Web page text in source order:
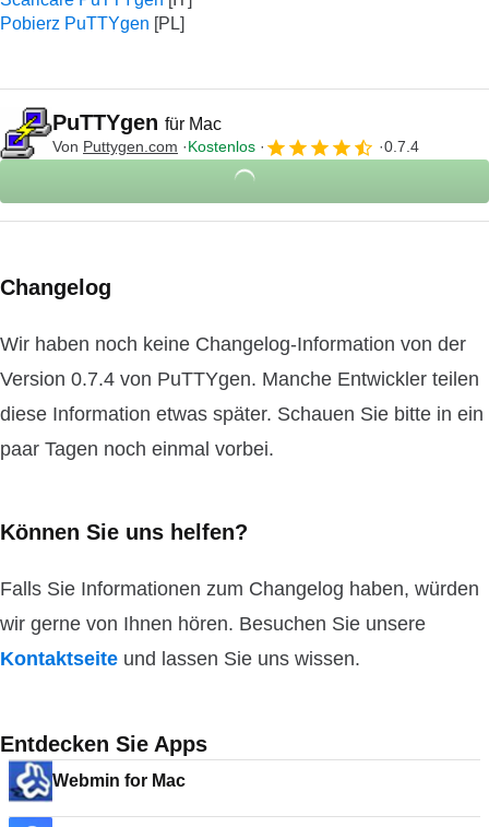
Pobierz PuTTYgen
PuTTYgen für Mac
Von Puttygen.com Kostenlos 0.7.4
Changelog
Wir haben noch keine Changelog-Information von der
Version 0.7.4 von PuTTYgen. Manche Entwickler teilen
diese Information etwas später. Schauen Sie bitte in ein
paar Tagen noch einmal vorbei.
Können Sie uns helfen?
Falls Sie Informationen zum Changelog haben, würden
wir gerne von Ihnen hören. Besuchen Sie unsere
Kontaktseite und lassen Sie uns wissen.
Entdecken Sie Apps
Webmin for Mac